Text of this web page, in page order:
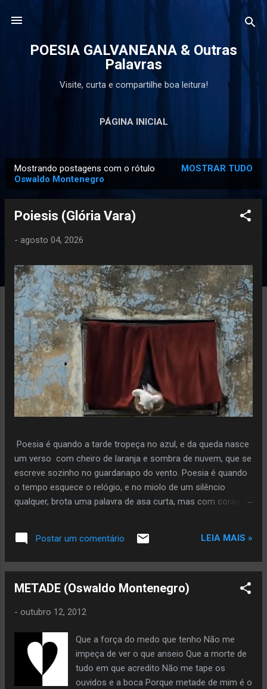
POESIA GALVANEANA & Outras
Palavras
Visite, curta e compartilhe boa leitura!
PÁGINA INICIAL
Mostrando postagens com o rótulo
Oswaldo Montenegro
MOSTRAR TUDO
Poiesis (Glória Vara)
- agosto 04, 2026
Poesia é quando a tarde tropeça no azul, e da queda nasce
um verso com cheiro de laranja e sombra de nuvem, que se
escreve sozinho no guardanapo do vento. Poesia é quando
o tempo esquece o relógio, e no miolo de um silêncio
qualquer, brota uma palavra de asa curta, mas com coragem
sem pressa, sem plano, só porque ouviu o sussurro da terra
dizendo: “vai”. Copyright © 2026 by Glória Vara All rights
Postar um comentário LEIA MAIS »
METADE (Oswaldo Montenegro)
- outubro 12, 2012
Que a força do medo que tenho Não me
impeça de ver o que anseio Que a morte de
tudo em que acredito Não me tape os
ouvidos e a boca Porque metade de mim é o